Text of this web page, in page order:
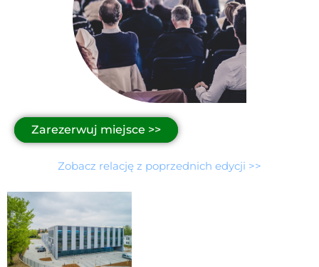
Zarezerwuj miejsce >>
Zobacz relację z poprzednich edycji >>